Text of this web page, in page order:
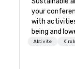
your
with
being and
Explore the
Aktivite